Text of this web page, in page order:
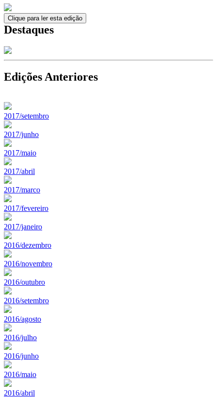
Clique para ler esta edição
Destaques
Edições Anteriores
2017/setembro
2017/junho
2017/maio
2017/abril
2017/marco
2017/fevereiro
2017/janeiro
2016/dezembro
2016/novembro
2016/outubro
2016/setembro
2016/agosto
2016/julho
2016/junho
2016/maio
2016/abril